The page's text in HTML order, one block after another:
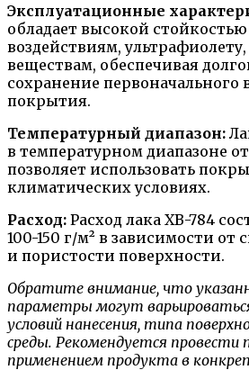
Эксплуатационные
обладает высокой
воздействиям,
веществам, обеспечивая
сохранение первоначального
покрытия.
Температурный диапазон:
в температурном диапазоне
позволяет использовать
климатических условиях.
Расход: Расход лака ХВ-784
100-150 г/м² в зависимости от
и пористости поверхности.
Обратите внимание, что
параметры могут
условий нанесения, типа
среды. Рекомендуется провести
применением продукта в